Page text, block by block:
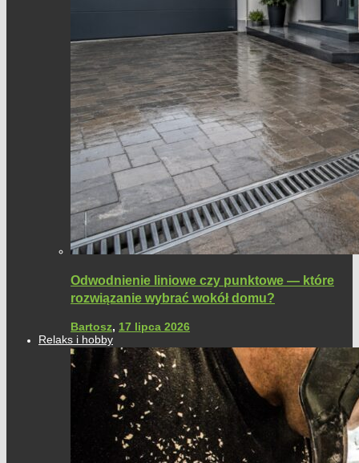
Odwodnienie liniowe czy punktowe — które
rozwiązanie wybrać wokół domu?
Bartosz, 17 lipca 2026
Relaks i hobby